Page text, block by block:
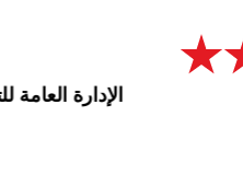
الإدارة العامة